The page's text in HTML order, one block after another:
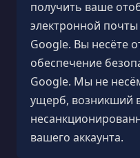
получить ваше
электронной
Google. Вы несёте
обеспечение
Google. Мы не
ущерб, возникший
вашего аккаунта.